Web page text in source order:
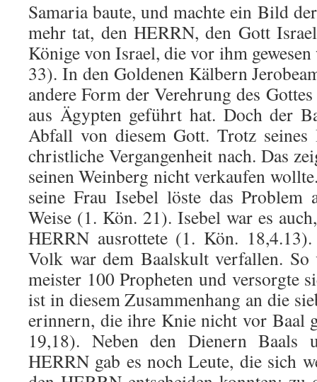
Sama­ria baute, und machte ein Bild
mehr tat, den HERRN, den Gott
Könige von Israel, die vor ihm
33). In den Goldenen Kälbern
andere Form der Verehrung des
aus Ägypten geführt hat. Doch der
Abfall von diesem Gott. Trotz seines
christ­liche Vergangenheit nach. Das
seinen Weinberg nicht ver­kau­fen
seine Frau Isebel löste das Problem
Weise (1. Kön. 21). Isebel war es
HERRN ausrottete (1. Kön.
Volk war dem Baalskult verfallen.
meister 100 Propheten und versorgte
ist in diesem Zu­sammenhang an die
erinnern, die ihre Knie nicht vor Baal
19,18). Neben den Dienern Baals
HERRN gab es noch Leute, die sich